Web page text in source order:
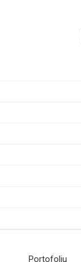
Portofoliu